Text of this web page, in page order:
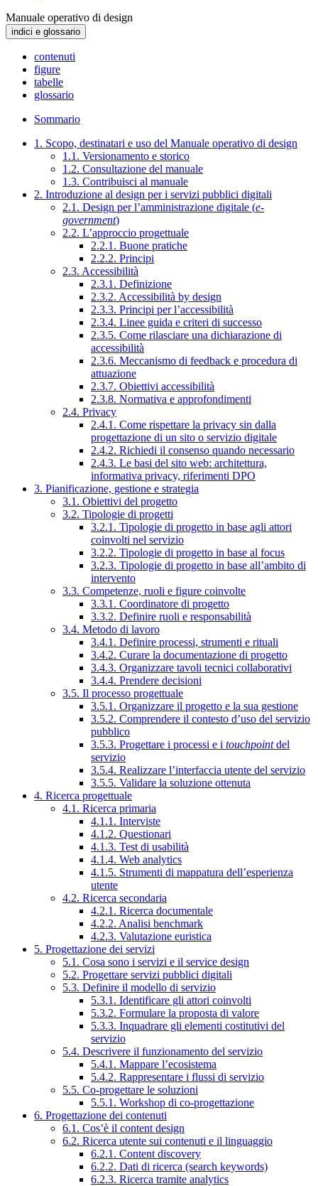
Manuale operativo di design
indici e glossario
contenuti
figure
tabelle
glossario
Sommario
1. Scopo, destinatari e uso del Manuale operativo di design
1.1. Versionamento e storico
1.2. Consultazione del manuale
1.3. Contribuisci al manuale
2. Introduzione al design per i servizi pubblici digitali
2.1. Design per l’amministrazione digitale (e-
government)
2.2. L’approccio progettuale
2.2.1. Buone pratiche
2.2.2. Principi
2.3. Accessibilità
2.3.1. Definizione
2.3.2. Accessibilità by design
2.3.3. Principi per l’accessibilità
2.3.4. Linee guida e criteri di successo
2.3.5. Come rilasciare una dichiarazione di
accessibilità
2.3.6. Meccanismo di feedback e procedura di
attuazione
2.3.7. Obiettivi accessibilità
2.3.8. Normativa e approfondimenti
2.4. Privacy
2.4.1. Come rispettare la privacy sin dalla
progettazione di un sito o servizio digitale
2.4.2. Richiedi il consenso quando necessario
2.4.3. Le basi del sito web: architettura,
informativa privacy, riferimenti DPO
3. Pianificazione, gestione e strategia
3.1. Obiettivi del progetto
3.2. Tipologie di progetti
3.2.1. Tipologie di progetto in base agli attori
coinvolti nel servizio
3.2.2. Tipologie di progetto in base al focus
3.2.3. Tipologie di progetto in base all’ambito di
intervento
3.3. Competenze, ruoli e figure coinvolte
3.3.1. Coordinatore di progetto
3.3.2. Definire ruoli e responsabilità
3.4. Metodo di lavoro
3.4.1. Definire processi, strumenti e rituali
3.4.2. Curare la documentazione di progetto
3.4.3. Organizzare tavoli tecnici collaborativi
3.4.4. Prendere decisioni
3.5. Il processo progettuale
3.5.1. Organizzare il progetto e la sua gestione
3.5.2. Comprendere il contesto d’uso del servizio
pubblico
3.5.3. Progettare i processi e i touchpointdel
servizio
3.5.4. Realizzare l’interfaccia utente del servizio
3.5.5. Validare la soluzione ottenuta
4. Ricerca progettuale
4.1. Ricerca primaria
4.1.1. Interviste
4.1.2. Questionari
4.1.3. Test di usabilità
4.1.4. Web analytics
4.1.5. Strumenti di mappatura dell’esperienza
utente
4.2. Ricerca secondaria
4.2.1. Ricerca documentale
4.2.2. Analisi benchmark
4.2.3. Valutazione euristica
5. Progettazione dei servizi
5.1. Cosa sono i servizi e il service design
5.2. Progettare servizi pubblici digitali
5.3. Definire il modello di servizio
5.3.1. Identificare gli attori coinvolti
5.3.2. Formulare la proposta di valore
5.3.3. Inquadrare gli elementi costitutivi del
servizio
5.4. Descrivere il funzionamento del servizio
5.4.1. Mappare l’ecosistema
5.4.2. Rappresentare i flussi di servizio
5.5. Co-progettare le soluzioni
5.5.1. Workshop di co-progettazione
6. Progettazione dei contenuti
6.1. Cos’è il content design
6.2. Ricerca utente sui contenuti e il linguaggio
6.2.1. Content discovery
6.2.2. Dati di ricerca (search keywords)
6.2.3. Ricerca tramite analytics